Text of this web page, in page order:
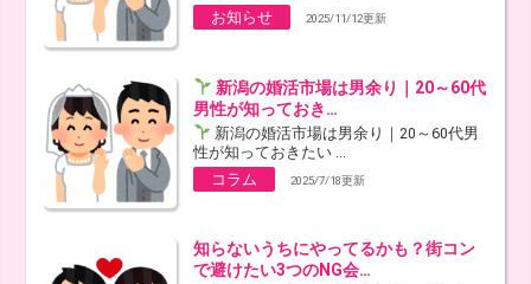
お知らせ
2025/11/12更新
新潟の婚活市場は男余り｜20～60代
男性が知っておき…
新潟の婚活市場は男余り｜20～60代男
性が知っておきたい ...
コラム
2025/7/18更新
知らないうちにやってるかも？街コン
で避けたい3つのNG会…